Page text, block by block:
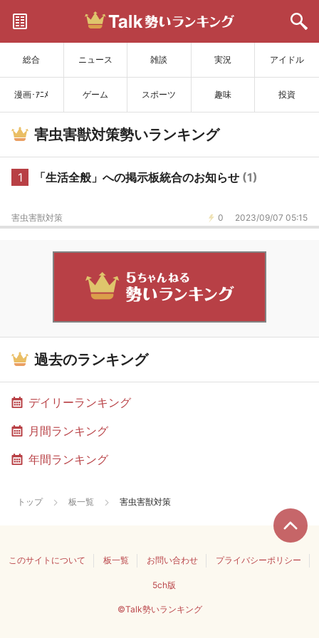
総合 ニュース 雑談 実況 アイドル
漫画･ｱﾆﾒ ゲーム スポーツ 趣味 投資
サイトを更新
害虫害獣対策勢いランキング
1 「生活全般」への掲示板統合のお知らせ (1)
0 2023/09/07 05:15
害虫害獣対策
過去のランキング
デイリーランキング
月間ランキング
年間ランキング
トップ 板一覧 害虫害獣対策
このサイトについて 板一覧 お問い合わせ プライバシーポリシー
5ch版
©Talk勢いランキング